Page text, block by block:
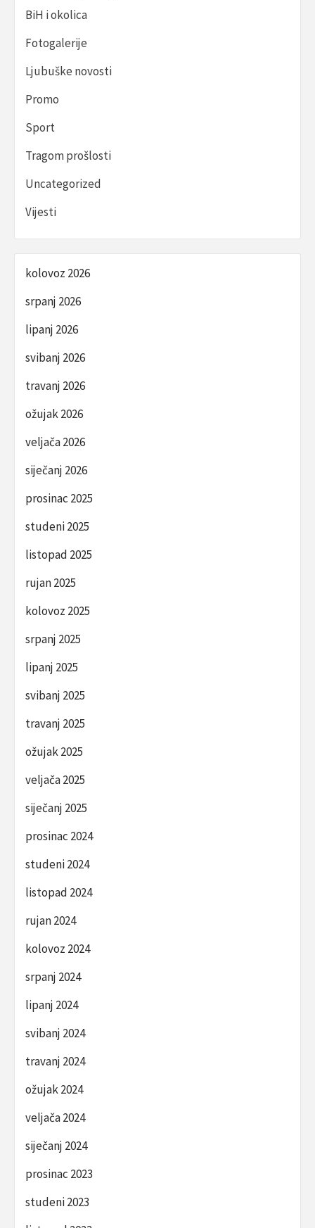
BiH i okolica
Fotogalerije
Ljubuške novosti
Promo
Sport
Tragom prošlosti
Uncategorized
Vijesti
kolovoz 2026
srpanj 2026
lipanj 2026
svibanj 2026
travanj 2026
ožujak 2026
veljača 2026
siječanj 2026
prosinac 2025
studeni 2025
listopad 2025
rujan 2025
kolovoz 2025
srpanj 2025
lipanj 2025
svibanj 2025
travanj 2025
ožujak 2025
veljača 2025
siječanj 2025
prosinac 2024
studeni 2024
listopad 2024
rujan 2024
kolovoz 2024
srpanj 2024
lipanj 2024
svibanj 2024
travanj 2024
ožujak 2024
veljača 2024
siječanj 2024
prosinac 2023
studeni 2023